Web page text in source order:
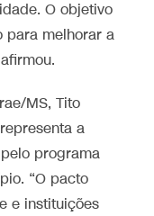
O objetivo
para melhorar a
MS, Tito
a
programa
“O pacto
e instituições